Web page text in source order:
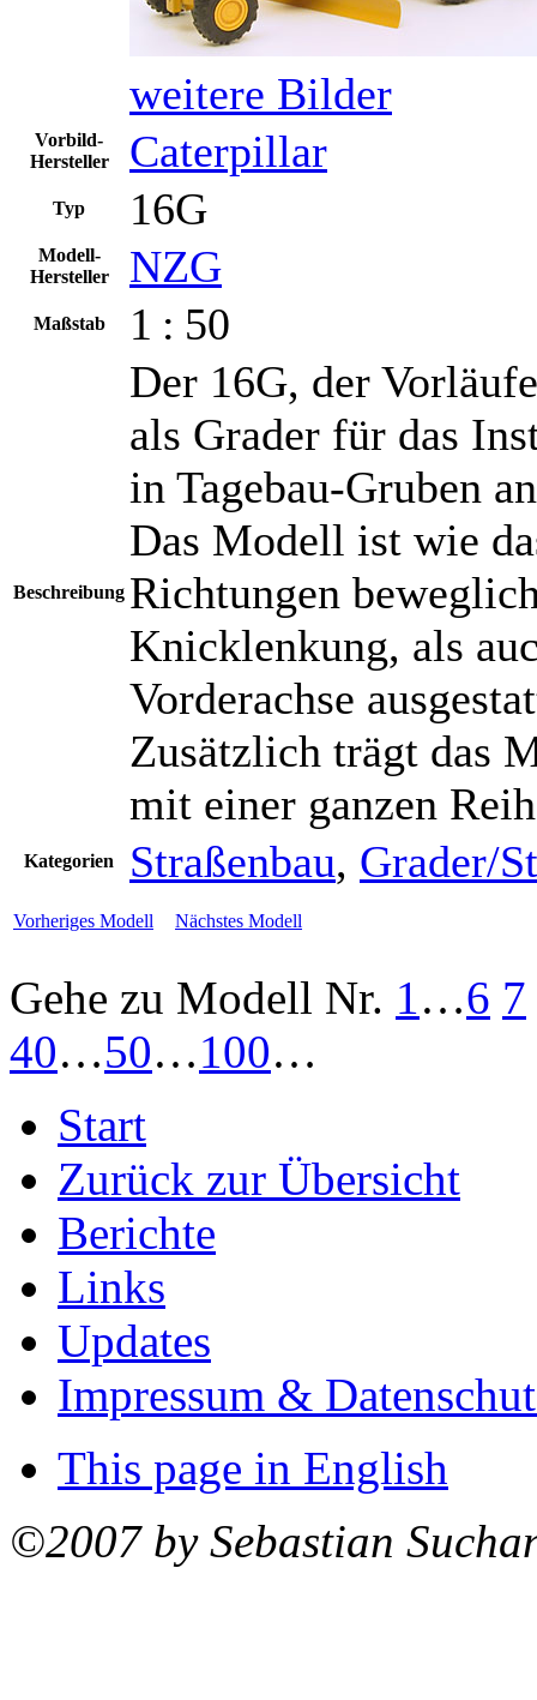
weitere Bilder
Vorbild-
Hersteller
Caterpillar
Typ 16G
Modell-
Hersteller
NZG
Maßstab 1 : 50
Beschreibung
Der 16G, der
als Grader für das
in Tagebau-Gruben
Das Modell ist wie
Richtungen
Knicklenkung, als
Vorderachse
Zusätzlich trägt das
mit einer ganzen
Kategorien Straßenbau, Grader/
Vorheriges Modell Nächstes Modell
Gehe zu Modell Nr. 1…6 7
40…50…100…
Start
Zurück zur Übersicht
Berichte
Links
Updates
Impressum &
This page in English
©2007 by Sebastian